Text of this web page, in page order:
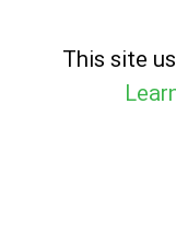
This site